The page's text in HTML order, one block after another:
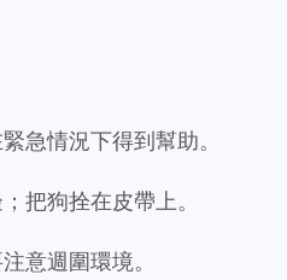
急情況下得到幫助。
把狗拴在皮帶上。
意週圍環境。